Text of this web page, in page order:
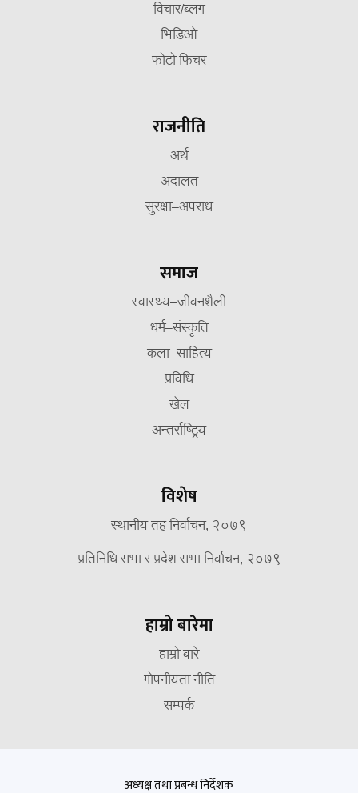
विचार/ब्लग
भिडिओ
फोटो फिचर
राजनीति
अर्थ
अदालत
सुरक्षा–अपराध
समाज
स्वास्थ्य–जीवनशैली
धर्म–संस्कृति
कला–साहित्य
प्रविधि
खेल
अन्तर्राष्ट्रिय
विशेष
स्थानीय तह निर्वाचन, २०७९
प्रतिनिधि सभा र प्रदेश सभा निर्वाचन, २०७९
हाम्रो बारेमा
हाम्रो बारे
गोपनीयता नीति
सम्पर्क
अध्यक्ष तथा प्रबन्ध निर्देशक